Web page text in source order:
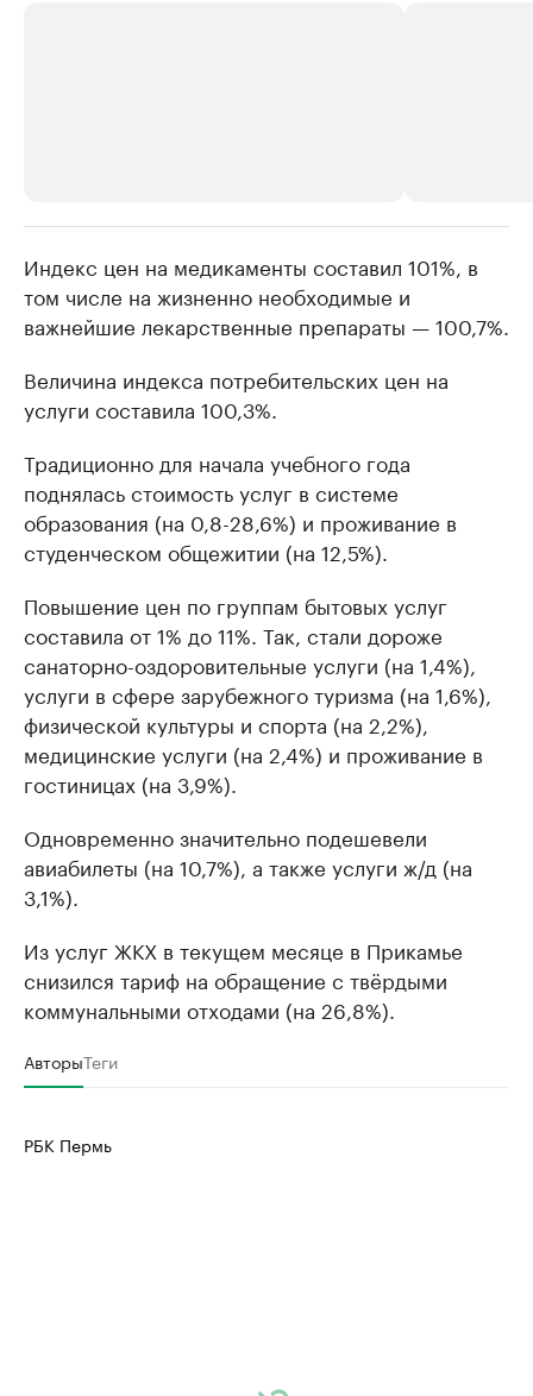
Крупные организации в
нефтегазовой промышленности
Индекс цен на медикаменты составил 101%, в
том числе на жизненно необходимые и
важнейшие лекарственные препараты — 100,7%.
Величина индекса потребительских цен на
услуги составила 100,3%.
Традиционно для начала учебного года
поднялась стоимость услуг в системе
образования (на 0,8-28,6%) и проживание в
студенческом общежитии (на 12,5%).
Повышение цен по группам бытовых услуг
составила от 1% до 11%. Так, стали дороже
санаторно-оздоровительные услуги (на 1,4%),
услуги в сфере зарубежного туризма (на 1,6%),
физической культуры и спорта (на 2,2%),
медицинские услуги (на 2,4%) и проживание в
гостиницах (на 3,9%).
Одновременно значительно подешевели
авиабилеты (на 10,7%), а также услуги ж/д (на
3,1%).
Из услуг ЖКХ в текущем месяце в Прикамье
снизился тариф на обращение с твёрдыми
коммунальными отходами (на 26,8%).
АвторыТеги
РБК Пермь